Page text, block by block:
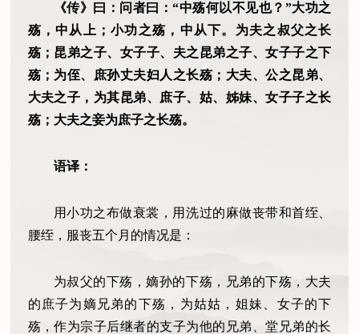
《传》曰：问者曰：“中殇何以不见也？”大功之
殇，中从上；小功之殇，中从下。为夫之叔父之长
殇；昆弟之子、女子子、夫之昆弟之子、女子子之下
殇；为侄、庶孙丈夫妇人之长殇；大夫、公之昆弟、
大夫之子，为其昆弟、庶子、姑、姊妹、女子子之长
殇；大夫之妾为庶子之长殇。
语译：
用小功之布做衰裳，用洗过的麻做丧带和首绖、
腰绖，服丧五个月的情况是：
为叔父的下殇，嫡孙的下殇，兄弟的下殇，大夫
的庶子为嫡兄弟的下殇，为姑姑，姐妹、女子的下
殇，作为宗子后继者的支子为他的兄弟、堂兄弟的长